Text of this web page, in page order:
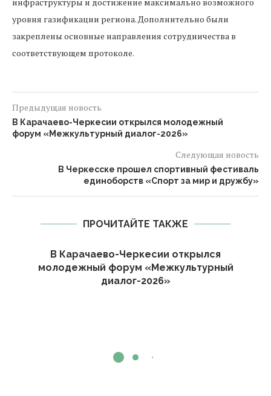
уровня газификации региона. Дополнительно были
закреплены основные направления сотрудничества в
соответствующем протоколе.
Предыдущая новость
В Карачаево-Черкесии открылся молодежный
форум «Межкультурный диалог-2026»
Следующая новость
В Черкесске прошел спортивный фестиваль
единоборств «Спорт за мир и дружбу»
ПРОЧИТАЙТЕ ТАКЖЕ
В Карачаево-Черкесии открылся
молодежный форум «Межкультурный
диалог-2026»